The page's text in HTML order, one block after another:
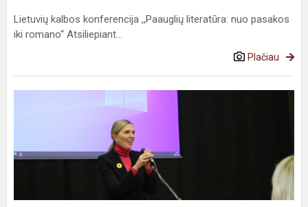
Lietuvių kalbos konferencija ,,Paauglių literatūra: nuo pasakos
iki romano“ Atsiliepiant...
Plačiau